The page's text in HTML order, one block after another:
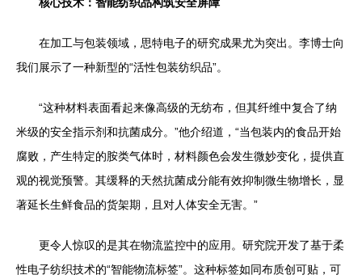
在加工与包装领域，思特电子的研究成果尤为突出。李博士向
我们展示了一种新型的“活性包装纺织品”。
“这种材料表面看起来像高级的无纺布，但其纤维中复合了纳
米级的安全指示剂和抗菌成分。”他介绍道，“当包装内的食品开始
腐败，产生特定的胺类气体时，材料颜色会发生微妙变化，提供直
观的视觉预警。其缓释的天然抗菌成分能有效抑制微生物增长，显
著延长生鲜食品的货架期，且对人体安全无害。”
更令人惊叹的是其在物流监控中的应用。研究院开发了基于柔
性电子纺织技术的“智能物流标签”。这种标签如同布质创可贴，可